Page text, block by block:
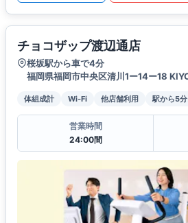
チョコザップ渡辺通店
桜坂駅から車で4分
福岡県福岡市中央区清川1ー14ー18
体組成計 Wi-Fi 他店舗利用 駅から5
営業時間
24:00間